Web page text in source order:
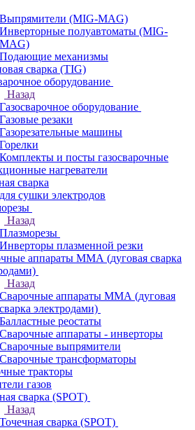
Выпрямители (MIG-MAG)
Инверторные полуавтоматы (MIG-
MAG)
Подающие механизмы
сварка (TIG)
оборудование
Назад
Газосварочное оборудование
Газовые резаки
Газорезательные машины
Горелки
Комплекты и посты газосварочные
нагреватели
сварка
сушки электродов
Назад
Плазморезы
Инверторы плазменной резки
аппараты ММА (дуговая сварка
Назад
Сварочные аппараты ММА (дуговая
сварка электродами)
Балластные реостаты
Сварочные аппараты - инверторы
Сварочные выпрямители
Сварочные трансформаторы
тракторы
газов
сварка (SPOT)
Назад
Точечная сварка (SPOT)